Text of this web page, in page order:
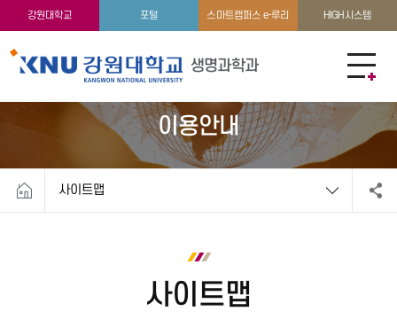
강원대학교 포털 스마트캠퍼스 e-루리 HIGH시스템
생명과학과
커뮤니티
이용안내
사이트맵
사이트맵